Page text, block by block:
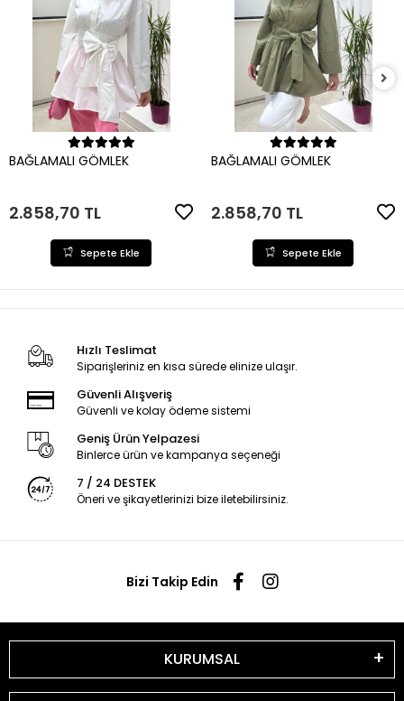
Sepete Ekle
BAĞLAMALI GÖMLEK
2.858,70 TL
Sepete Ekle
Sepete Ekle
BAĞLAMALI GÖMLEK
2.858,70 TL
Sepete Ekle
Hızlı Teslimat
Siparişleriniz en kısa sürede elinize ulaşır.
Güvenli Alışveriş
Güvenli ve kolay ödeme sistemi
Geniş Ürün Yelpazesi
Binlerce ürün ve kampanya seçeneği
7 / 24 DESTEK
Öneri ve şikayetlerinizi bize iletebilirsiniz.
Bizi Takip Edin
KURUMSAL